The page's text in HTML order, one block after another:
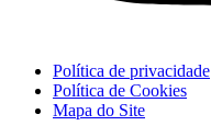
Política de privacidade
Política de Cookies
Mapa do Site